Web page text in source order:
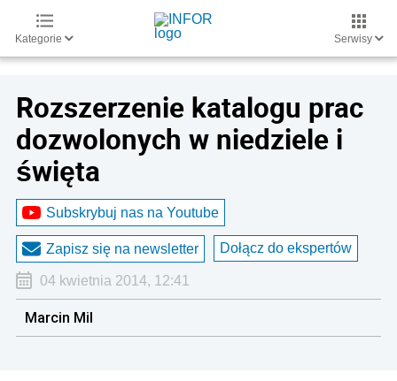
Kategorie Serwisy
Rozszerzenie katalogu prac
dozwolonych w niedziele i
święta
Subskrybuj nas na Youtube
Zapisz się na newsletter Dołącz do ekspertów
04 kwietnia 2014, 12:41
Marcin Mil